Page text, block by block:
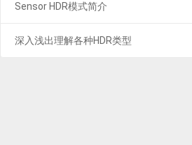
Sensor HDR模式简介
深入浅出理解各种HDR类型